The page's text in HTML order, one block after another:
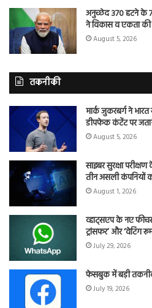
अनुच्छेद 370 हटने के 7
ने विकास व एकता की
August 5, 2026
तकनीकी
मार्क जुकरबर्ग ने
डीपफेक कंटेंट पर
August 5, 2026
साइबर सुरक्षा
तीन असली कंपनियों
August 1, 2026
व्हाट्सएप के नए
ट्रांसफर’ और ‘वेटिंग
July 29, 2026
फेसबुक में बड़ी
July 19, 2026